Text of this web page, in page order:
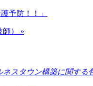
予防！！」
師） »